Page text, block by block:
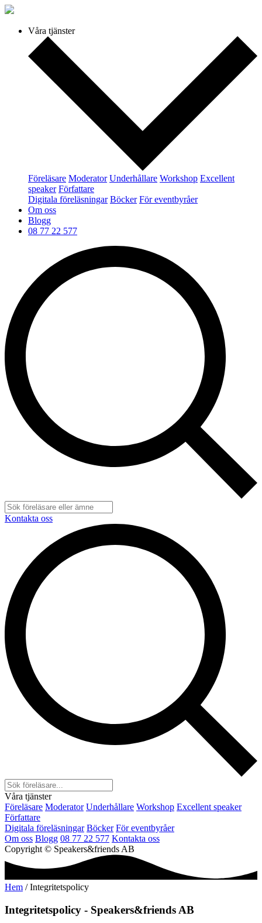
Våra tjänster
Föreläsare Moderator Underhållare Workshop Excellent
speaker Författare
Digitala föreläsningar Böcker För eventbyråer
Om oss
Blogg
08 77 22 577
Kontakta oss
Våra tjänster
Föreläsare Moderator Underhållare Workshop Excellent speaker
Författare
Digitala föreläsningar Böcker För eventbyråer
Om oss Blogg 08 77 22 577 Kontakta oss
Copyright © Speakers&friends AB
Hem / Integritetspolicy
Integritetspolicy - Speakers&friends AB